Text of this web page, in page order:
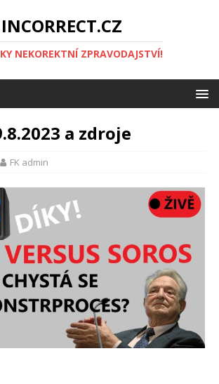
INCORRECT.CZ
NEKOREKTNÍ ZPRAVODAJSTVÍ!
a zdroje
FK admin